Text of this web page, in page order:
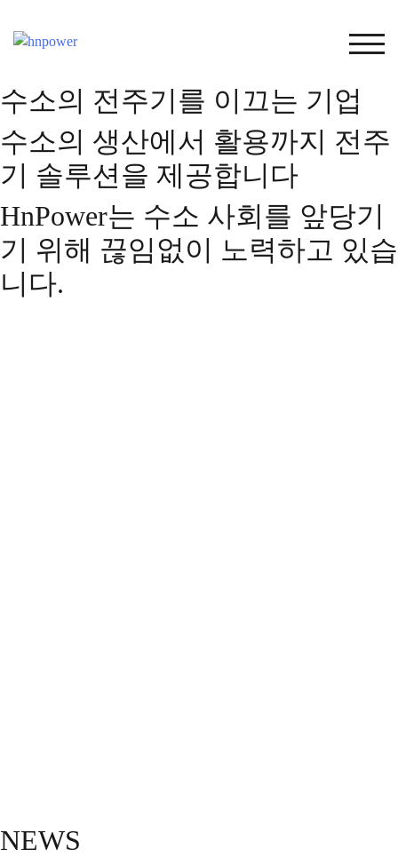
수소의 전주기를 이끄는 기업
수소의 생산에서 활용까지 전주
기 솔루션을 제공합니다
HnPower는 수소 사회를 앞당기
기 위해 끊임없이 노력하고 있습
니다.
NEWS